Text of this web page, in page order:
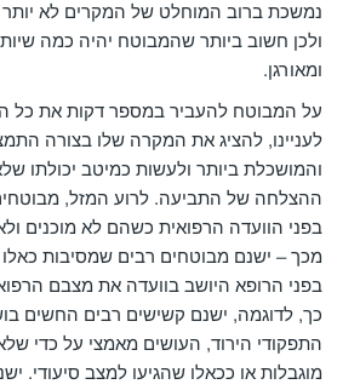
נמשכת ברוב המוחלט של המקרים לא יותר
ולכן חשוב ביותר שהמבוטח יהיה כמה
ומאורגן.
על המבוטח להעביר במספר דקות את כל
לעניינו, להציג את המקרה שלו בצורה
והמושכלת ביותר ולעשות כמיטב יכולתו
ההצלחה של התביעה. לרוע המזל,
בפני הוועדה הרפואית כשהם לא מוכנים
מכך – ישנם מבוטחים רבים שמסיבות
בפני הרופא היושב בוועדה את מצבם
כך, לדוגמה, ישנם קשישים רבים החשים
התפקודי הירוד, העושים מאמצי על כדי שלא
מוגבלות או ככאלו שהגיעו למצב סיעודי.